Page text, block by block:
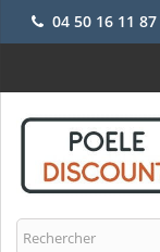
04 50 16 11 87